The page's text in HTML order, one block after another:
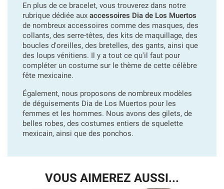
En plus de ce bracelet, vous trouverez dans notre
rubrique dédiée aux accessoires Dia de Los Muertos
de nombreux accessoires comme des masques, des
collants, des serre-têtes, des kits de maquillage, des
boucles d'oreilles, des bretelles, des gants, ainsi que
des loups vénitiens. Il y a tout ce qu'il faut pour
compléter un costume sur le thème de cette célèbre
fête mexicaine.
Également, nous proposons de nombreux modèles
de déguisements Dia de Los Muertos pour les
femmes et les hommes. Nous avons des gilets, de
belles robes, des costumes entiers de squelette
mexicain, ainsi que des ponchos.
VOUS AIMEREZ AUSSI...